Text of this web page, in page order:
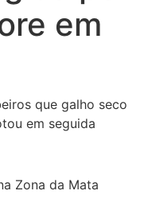
em
que galho seco
em seguida
Zona da Mata